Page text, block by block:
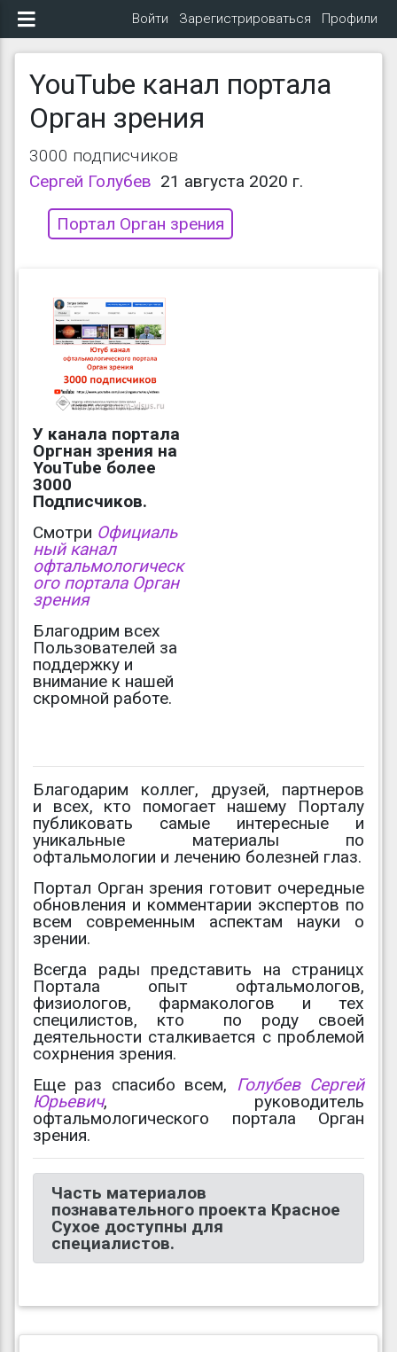
Войти Зарегистрироваться Профили
YouTube канал портала
Орган зрения
3000 подписчиков
Сергей Голубев 21 августа 2020 г.
Портал Орган зрения
У канала портала
Оргнан зрения на
YouTube более
3000
Подписчиков.
Смотри Официаль
ный канал
офтальмологическ
ого портала Орган
зрения
Благодрим всех
Пользователей за
поддержку и
внимание к нашей
скромной работе.
Благодарим коллег, друзей, партнеров
и всех, кто помогает нашему Порталу
публиковать самые интересные и
уникальные материалы по
офтальмологии и лечению болезней глаз.
Портал Орган зрения готовит очередные
обновления и комментарии экспертов по
всем современным аспектам науки о
зрении.
Всегда рады представить на страницх
Портала опыт офтальмологов,
физиологов, фармакологов и тех
специлистов, кто по роду своей
деятельности сталкивается с проблемой
сохрнения зрения.
Еще раз спасибо всем, Голубев Сергей
Юрьевич, руководитель
офтальмологического портала Орган
зрения.
Часть материалов
познавательного проекта Красное
Сухое доступны для
специалистов.